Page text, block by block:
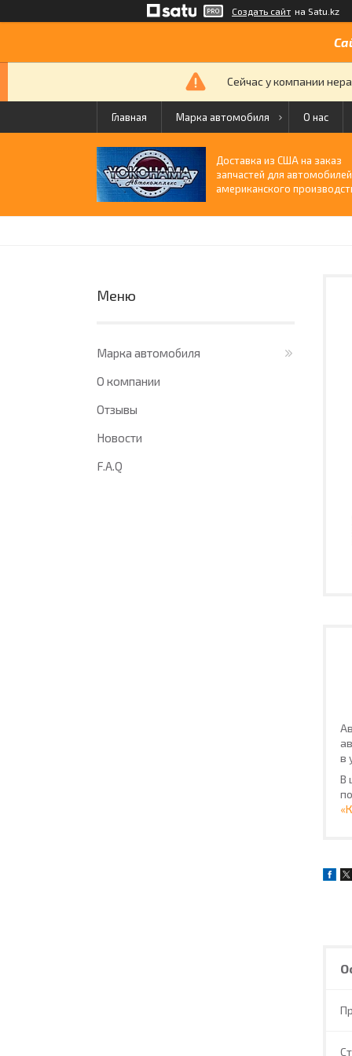
Создать сайт на Satu.kz
Сейчас у компании
Главная Марка автомобиля О нас
Доставка из США на заказ
запчастей для автомобилей
американского
в
В
Марка автомобиля
О компании
Отзывы
Новости
F.A.Q